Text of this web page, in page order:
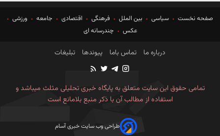
صفحه نخست سیاسی بین الملل فرهنگی اقتصادی جامعه
ورزشی
عکس
چندرسانه ای
درباره ما تماس باما پیوندها تبلیغات
تمامی حقوق این سایت متعلق به پایگاه خبری تحلیلی مثلث میباشد و
استفاده از مطالب آن با ذکر منبع بلامانع است
طراحی وب سایت خبری آسام